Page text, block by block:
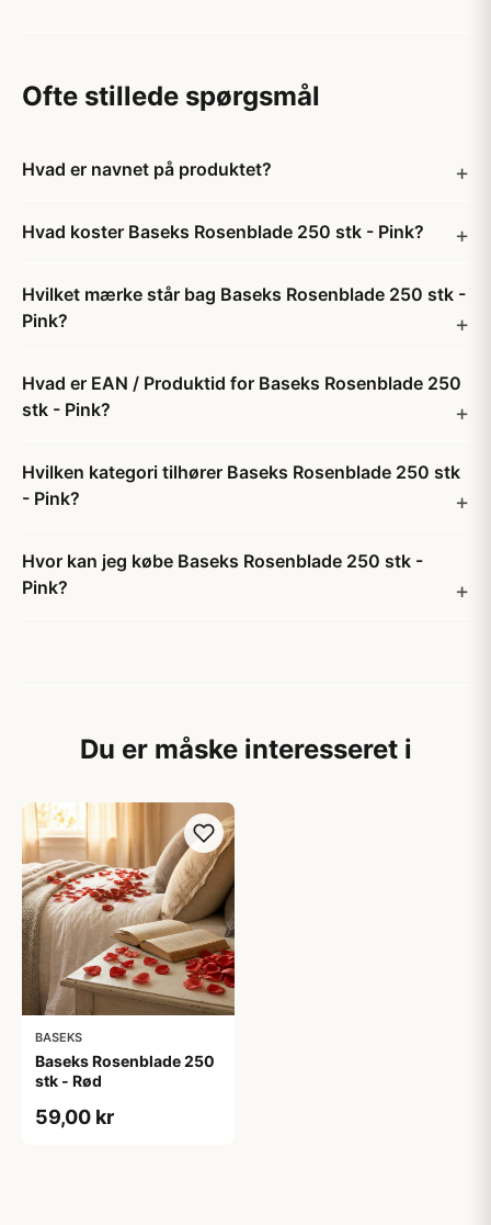
Ofte stillede spørgsmål
Hvad er navnet på produktet?
Hvad koster Baseks Rosenblade 250 stk - Pink?
Hvilket mærke står bag Baseks Rosenblade 250 stk -
Pink?
Hvad er EAN / Produktid for Baseks Rosenblade 250
stk - Pink?
Hvilken kategori tilhører Baseks Rosenblade 250 stk
- Pink?
Hvor kan jeg købe Baseks Rosenblade 250 stk -
Pink?
Du er måske interesseret i
BASEKS
Baseks Rosenblade 250
stk - Rød
59,00 kr